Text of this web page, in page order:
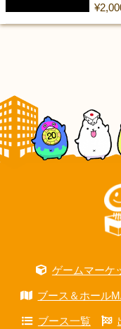
ゲームマーケ
ブース＆ホール
ブース一覧